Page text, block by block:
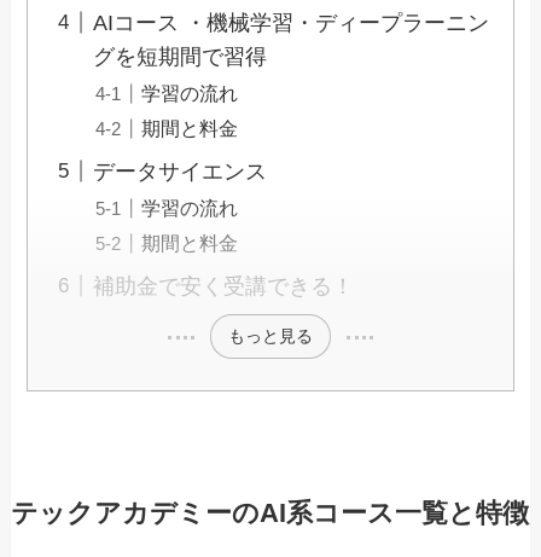
AIコース ・機械学習・ディープラーニン
グを短期間で習得
学習の流れ
期間と料金
データサイエンス
学習の流れ
期間と料金
補助金で安く受講できる！
もっと見る
テックアカデミーのAI系コース一覧と特徴